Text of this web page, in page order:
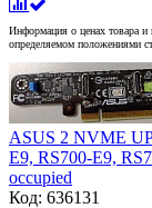
Информация о ценах товара и
определяемом положениями
ASUS 2 NVME
E9, RS700-E9,
occupied
Код: 636131